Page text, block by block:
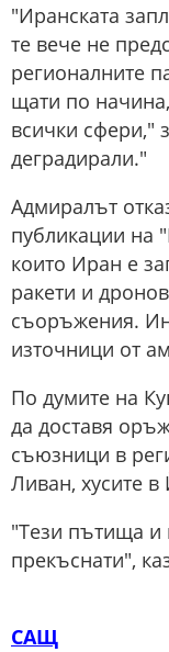
"Иранската
те вече не
регионалните
щати по
всички сфери,"
деградирали."
Адмиралът
публикации на
които Иран е
ракети и
съоръжения.
източници от
По думите на
да доставя
съюзници в
Ливан, хусите
"Тези пътища и
прекъснати",
САЩ